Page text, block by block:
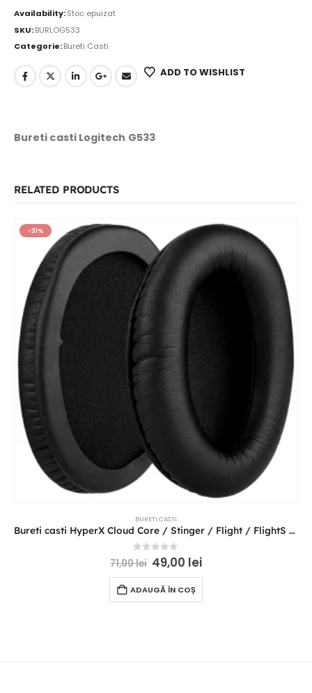
Availability:Stoc epuizat
SKU:BURLOG533
Categorie:Bureti Casti
ADD TO WISHLIST
Bureti casti Logitech G533
RELATED PRODUCTS
-31%
BURETI CASTI
Bureti casti HyperX Cloud Core / Stinger / Flight / FlightS / Alpha / Silver / X / Pro / I / II KHX-HSCP
out of 5
71,00lei 49,00 lei
ADAUGĂ ÎN COȘ